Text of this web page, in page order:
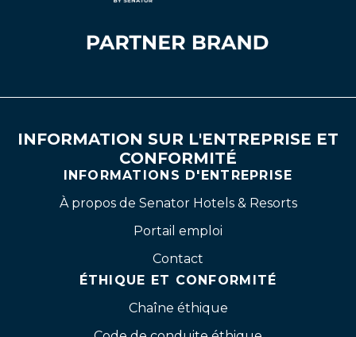
INFORMATION SUR L'ENTREPRISE ET
CONFORMITÉ
INFORMATIONS D'ENTREPRISE
À propos de Senator Hotels & Resorts
Portail emploi
Contact
ÉTHIQUE ET CONFORMITÉ
Chaîne éthique